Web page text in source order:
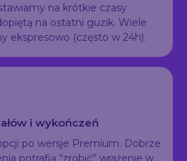
na krótkie czasy
na ostatni guzik. Wiele
ekspresowo (często w 24h).
i wykończeń
po wersje Premium. Dobrze
potrafią “zrobić” wrażenie w